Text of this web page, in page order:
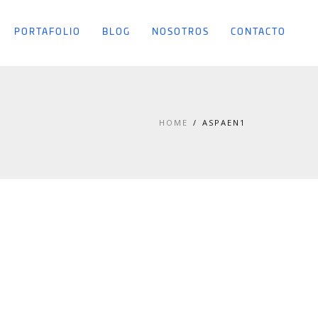
PORTAFOLIO BLOG NOSOTROS CONTACTO
HOME ASPAEN1